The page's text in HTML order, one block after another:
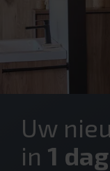
Uw
in 1 dag